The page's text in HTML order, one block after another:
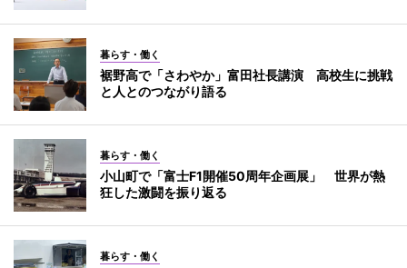
暮らす・働く
裾野高で「さわやか」富田社長講演 高校生に挑戦
と人とのつながり語る
暮らす・働く
小山町で「富士F1開催50周年企画展」 世界が熱
狂した激闘を振り返る
暮らす・働く